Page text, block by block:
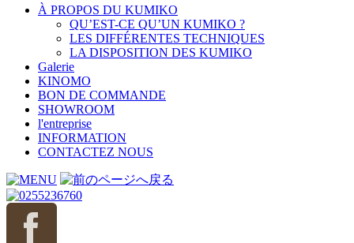
À PROPOS DU KUMIKO
QU’EST-CE QU’UN KUMIKO ?
LES DIFFÉRENTES TECHNIQUES
LA DISPOSITION DES KUMIKO
Galerie
KINOMO
BON DE COMMANDE
SHOWROOM
l'entreprise
INFORMATION
CONTACTEZ NOUS